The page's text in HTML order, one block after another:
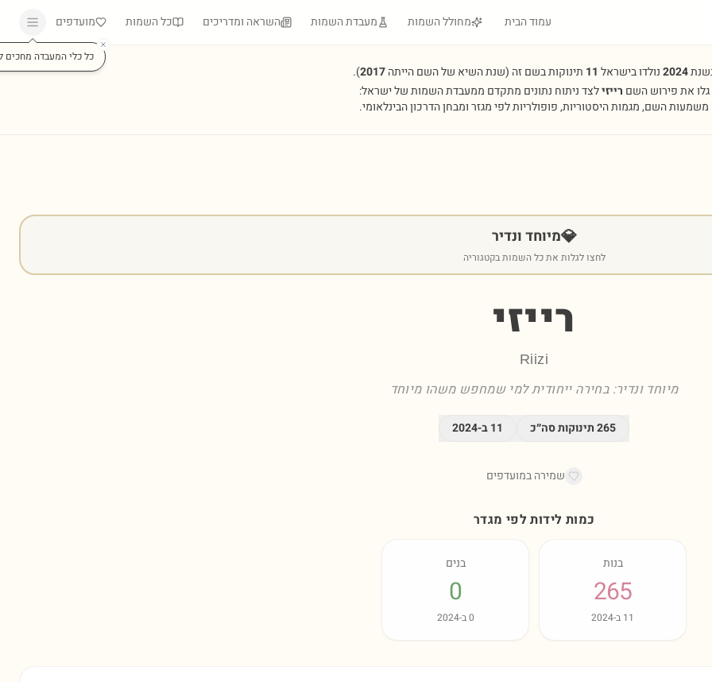
עמוד הבית מחולל השמות מעבדת השמות השראה ומדריכים כל השמות מועדפים
כל כלי המעבדה מחכים
2024נולדו בישראל 11 תינוקות בשם זה (שנת השיא של השם הייתה2017
).
גלו את פירוש השם רייזילצד ניתוח נתונים מתקדם ממעבדת השמות של ישראל:
משמעות השם, מגמות היסטוריות, פופולריות לפי מגזר ומבחן הדרכון הבינלאומי.
💎מיוחד ונדיר
לחצו לגלות את כל השמות בקטגוריה
רייזי
Riizi
מיוחד ונדיר: בחירה ייחודית למי שמחפש משהו מיוחד
265תינוקות סה״כ 11ב-2024
שמירה במועדפים
כמות לידות לפי מגדר
בנות
265
11 ב-2024
בנים
0
0ב-2024